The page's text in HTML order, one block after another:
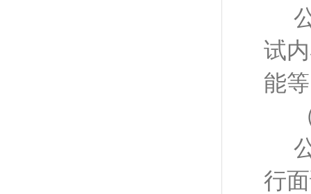
试
能
行